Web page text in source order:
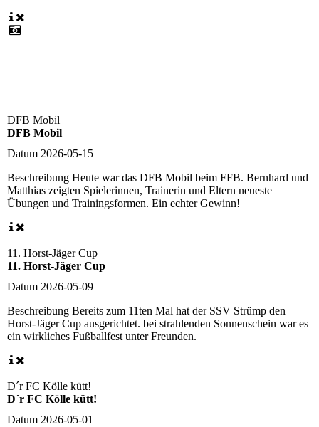
DFB Mobil
DFB Mobil
Datum 2026-05-15
Beschreibung Heute war das DFB Mobil beim FFB. Bernhard und
Matthias zeigten Spielerinnen, Trainerin und Eltern neueste
Übungen und Trainingsformen. Ein echter Gewinn!
11. Horst-Jäger Cup
11. Horst-Jäger Cup
Datum 2026-05-09
Beschreibung Bereits zum 11ten Mal hat der SSV Strümp den
Horst-Jäger Cup ausgerichtet. bei strahlenden Sonnenschein war es
ein wirkliches Fußballfest unter Freunden.
D´r FC Kölle kütt!
D´r FC Kölle kütt!
Datum 2026-05-01